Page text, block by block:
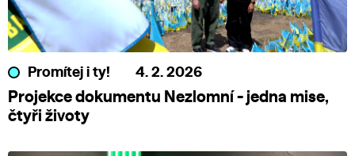
Promítej i ty! 4. 2. 2026
Projekce dokumentu Nezlomní - jedna mise,
čtyři životy